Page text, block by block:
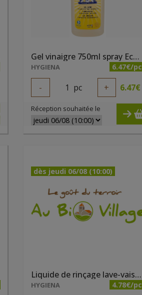
Gel vinaigre 750ml spray Ecodoo
HYGIENA 6.47€/pc
- 1 pc + 6.47€
Réception souhaitée le
dès jeudi 06/08 (10:00)
Liquide de rinçage lave-vaiselle 500 ml Biotop
HYGIENA 4.78€/pc